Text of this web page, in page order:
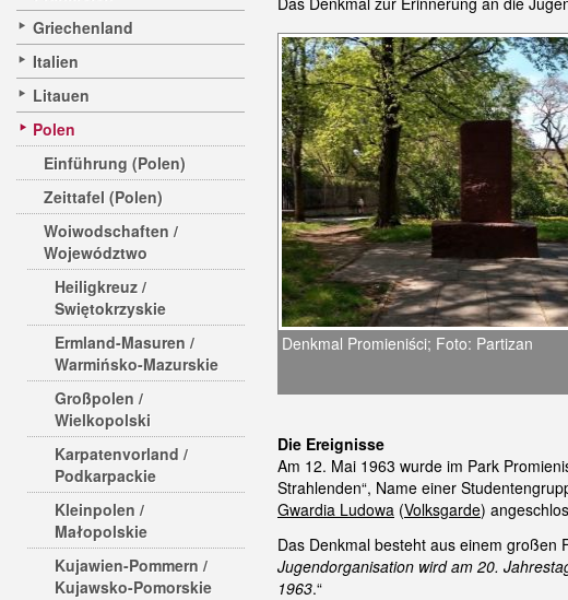
Griechenland
Italien
Litauen
Polen
Einführung (Polen)
Zeittafel (Polen)
Woiwodschaften /
Województwo
Heiligkreuz /
Swiętokrzyskie
Ermland-Masuren /
Warmińsko-Mazurskie
Großpolen /
Wielkopolski
Karpatenvorland /
Podkarpackie
Kleinpolen /
Małopolskie
Kujawien-Pommern /
Kujawsko-Pomorskie
Denkmal Promieniści; Foto: Partizan
Die Ereignisse
Am 12. Mai 1963 wurde im Park
Strahlenden“, Name einer
Gwardia Ludowa (Volksgarde)
Das Denkmal besteht aus einem großen
Jugendorganisation wird am 20.
1963.“